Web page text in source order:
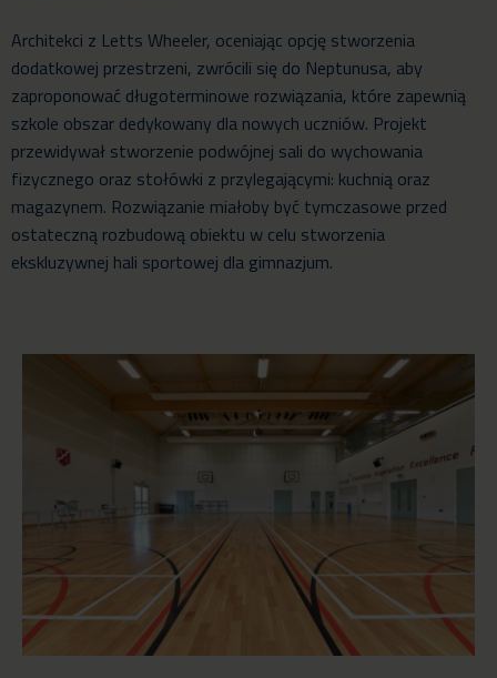
Architekci z Letts Wheeler, oceniając opcję stworzenia
dodatkowej przestrzeni, zwrócili się do Neptunusa, aby
zaproponować długoterminowe rozwiązania, które zapewnią
szkole obszar dedykowany dla nowych uczniów. Projekt
przewidywał stworzenie podwójnej sali do wychowania
fizycznego oraz stołówki z przylegającymi: kuchnią oraz
magazynem. Rozwiązanie miałoby być tymczasowe przed
ostateczną rozbudową obiektu w celu stworzenia
ekskluzywnej hali sportowej dla gimnazjum.